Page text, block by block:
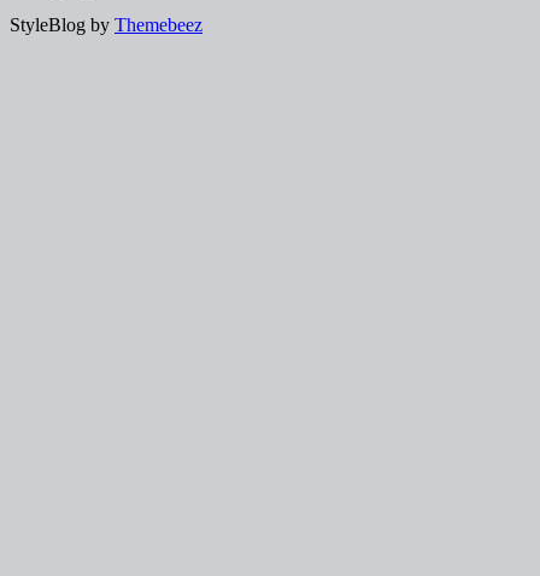
StyleBlog by Themebeez